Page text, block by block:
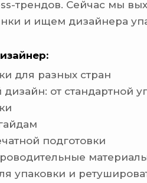
трендов. Сейчас мы
и ищем дизайнера
для разных стран
дизайн: от стандартной
подготовки
упаковки и